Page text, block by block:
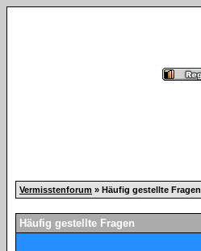
Vermisstenforum » Häufig gestellte Fragen
Häufig gestellte Fragen